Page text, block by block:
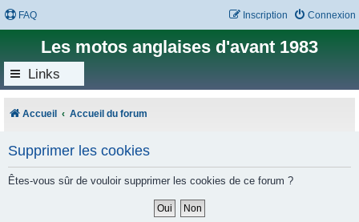
FAQ Connexion
Inscription
Les motos anglaises d'avant 1983
Links
Accueil Accueil du forum
Supprimer les cookies
Êtes-vous sûr de vouloir supprimer les cookies de ce forum ?